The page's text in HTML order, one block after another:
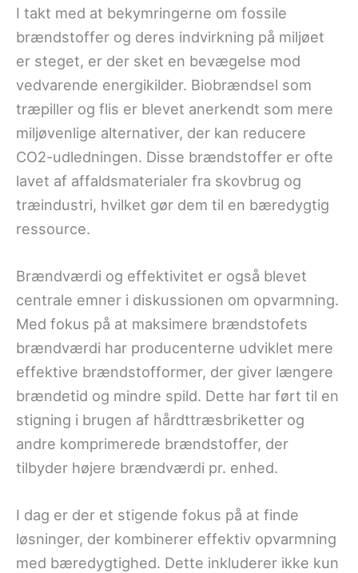
I takt med at bekymringerne om fossile
brændstoffer og deres indvirkning på miljøet
er steget, er der sket en bevægelse mod
vedvarende energikilder. Biobrændsel som
træpiller og flis er blevet anerkendt som mere
miljøvenlige alternativer, der kan reducere
CO2-udledningen. Disse brændstoffer er ofte
lavet af affaldsmaterialer fra skovbrug og
træindustri, hvilket gør dem til en bæredygtig
ressource.
Brændværdi og effektivitet er også blevet
centrale emner i diskussionen om opvarmning.
Med fokus på at maksimere brændstofets
brændværdi har producenterne udviklet mere
effektive brændstofformer, der giver længere
brændetid og mindre spild. Dette har ført til en
stigning i brugen af hårdttræsbriketter og
andre komprimerede brændstoffer, der
tilbyder højere brændværdi pr. enhed.
I dag er der et stigende fokus på at finde
løsninger, der kombinerer effektiv opvarmning
med bæredygtighed. Dette inkluderer ikke kun